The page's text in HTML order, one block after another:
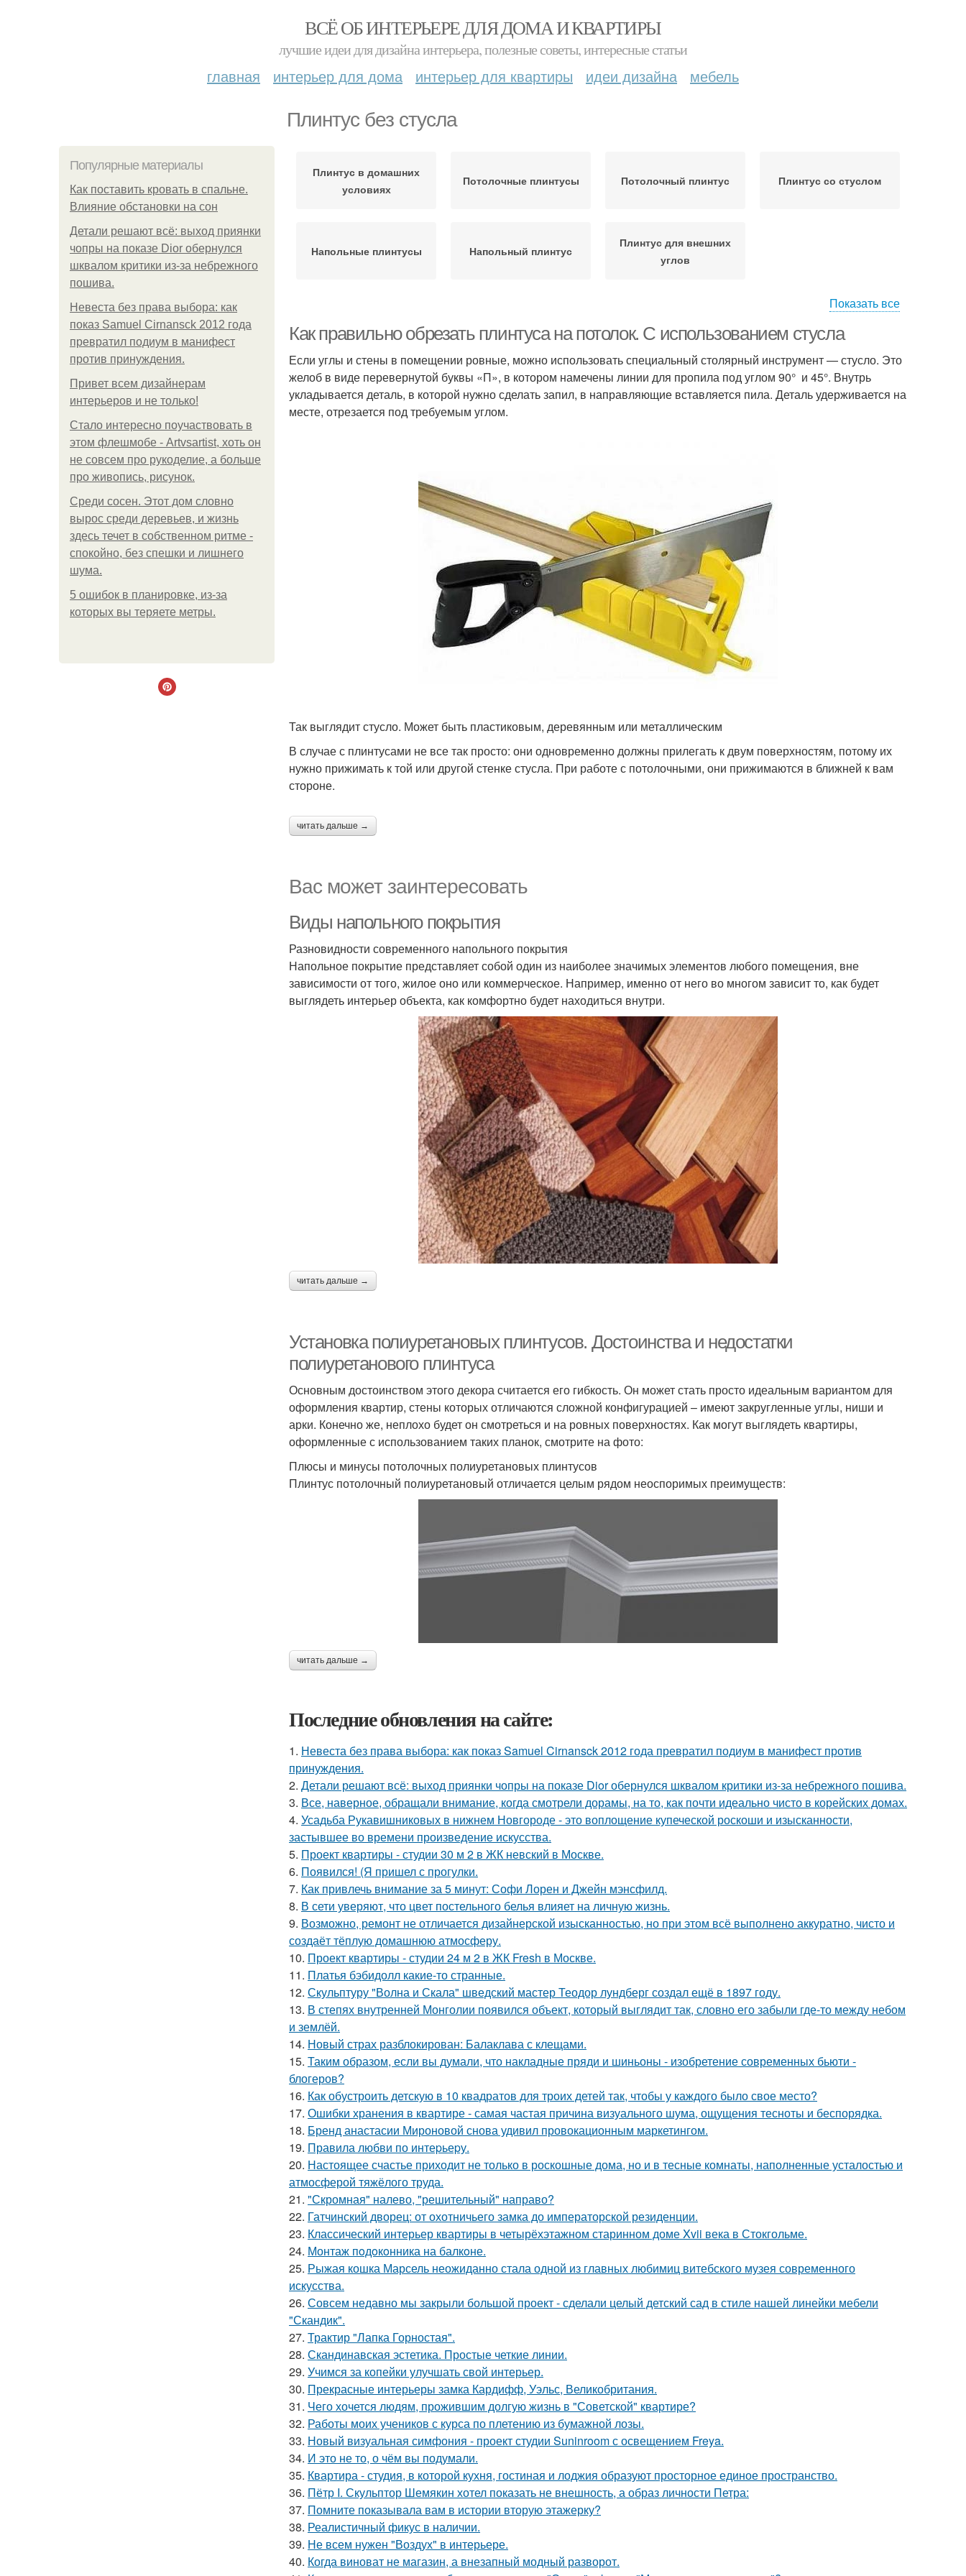
ВСЁ ОБ ИНТЕРЬЕРЕ ДЛЯ ДОМА И КВАРТИРЫ
лучшие идеи для дизайна интерьера, полезные советы, интересные статьи
главная интерьер для дома интерьер для квартиры идеи дизайна мебель
Плинтус без стусла
Популярные материалы
Как поставить кровать в спальне.
Влияние обстановки на сон
Детали решают всё: выход приянки
чопры на показе Dior обернулся
шквалом критики из-за небрежного
пошива.
Невеста без права выбора: как
показ Samuel Cirnansck 2012 года
превратил подиум в манифест
против принуждения.
Привет всем дизайнерам
интерьеров и не только!
Стало интересно поучаствовать в
этом флешмобе - Artvsartist, хоть он
не совсем про рукоделие, а больше
про живопись, рисунок.
Среди сосен. Этот дом словно
вырос среди деревьев, и жизнь
здесь течет в собственном ритме -
спокойно, без спешки и лишнего
шума.
5 ошибок в планировке, из-за
которых вы теряете метры.
Плинтус в домашних
условиях
Потолочные плинтусы Потолочный плинтус Плинтус со стуслом
Напольные плинтусы Напольный плинтус
Плинтус для внешних
углов
Показать все
Как правильно обрезать плинтуса на потолок. С использованием стусла
Если углы и стены в помещении ровные, можно использовать специальный столярный инструмент — стусло. Это
желоб в виде перевернутой буквы «П», в котором намечены линии для пропила под углом 90° и 45°. Внутрь
укладывается деталь, в которой нужно сделать запил, в направляющие вставляется пила. Деталь удерживается на
месте, отрезается под требуемым углом.
Так выглядит стусло. Может быть пластиковым, деревянным или металлическим
В случае с плинтусами не все так просто: они одновременно должны прилегать к двум поверхностям, потому их
нужно прижимать к той или другой стенке стусла. При работе с потолочными, они прижимаются в ближней к вам
стороне.
читать дальше →
Вас может заинтересовать
Виды напольного покрытия
Разновидности современного напольного покрытия
Напольное покрытие представляет собой один из наиболее значимых элементов любого помещения, вне
зависимости от того, жилое оно или коммерческое. Например, именно от него во многом зависит то, как будет
выглядеть интерьер объекта, как комфортно будет находиться внутри.
читать дальше →
Установка полиуретановых плинтусов. Достоинства и недостатки
полиуретанового плинтуса
Основным достоинством этого декора считается его гибкость. Он может стать просто идеальным вариантом для
оформления квартир, стены которых отличаются сложной конфигурацией – имеют закругленные углы, ниши и
арки. Конечно же, неплохо будет он смотреться и на ровных поверхностях. Как могут выглядеть квартиры,
оформленные с использованием таких планок, смотрите на фото:
Плюсы и минусы потолочных полиуретановых плинтусов
Плинтус потолочный полиуретановый отличается целым рядом неоспоримых преимуществ:
читать дальше →
Последние обновления на сайте:
1. Невеста без права выбора: как показ Samuel Cirnansck 2012 года превратил подиум в манифест против
принуждения.
2. Детали решают всё: выход приянки чопры на показе Dior обернулся шквалом критики из-за небрежного пошива.
3. Все, наверное, обращали внимание, когда смотрели дорамы, на то, как почти идеально чисто в корейских домах.
4. Усадьба Рукавишниковых в нижнем Новгороде - это воплощение купеческой роскоши и изысканности,
застывшее во времени произведение искусства.
5. Проект квартиры - студии 30 м 2 в ЖК невский в Москве.
6. Появился! (Я пришел с прогулки.
7. Как привлечь внимание за 5 минут: Софи Лорен и Джейн мэнсфилд.
8. В сети уверяют, что цвет постельного белья влияет на личную жизнь.
9. Возможно, ремонт не отличается дизайнерской изысканностью, но при этом всё выполнено аккуратно, чисто и
создаёт тёплую домашнюю атмосферу.
10. Проект квартиры - студии 24 м 2 в ЖК Fresh в Москве.
11. Платья бэбидолл какие-то странные.
12. Скульптуру "Волна и Скала" шведский мастер Теодор лундберг создал ещё в 1897 году.
13. В степях внутренней Монголии появился объект, который выглядит так, словно его забыли где-то между небом
и землёй.
14. Новый страх разблокирован: Балаклава с клещами.
15. Таким образом, если вы думали, что накладные пряди и шиньоны - изобретение современных бьюти -
блогеров?
16. Как обустроить детскую в 10 квадратов для троих детей так, чтобы у каждого было свое место?
17. Ошибки хранения в квартире - самая частая причина визуального шума, ощущения тесноты и беспорядка.
18. Бренд анастасии Мироновой снова удивил провокационным маркетингом.
19. Правила любви по интеpьеpу.
20. Настоящее счастье приходит не только в роскошные дома, но и в тесные комнаты, наполненные усталостью и
атмосферой тяжёлого труда.
21. "Скромная" налево, "решительный" направо?
22. Гатчинский дворец: от охотничьего замка до императорской резиденции.
23. Классический интерьер квартиры в четырёхэтажном старинном доме Xvii века в Стокгольме.
24. Монтаж пoдoкoнника на балкoне.
25. Рыжая кошка Марсель неожиданно стала одной из главных любимиц витебского музея современного
искусства.
26. Совсем недавно мы закрыли большой проект - сделали целый детский сад в стиле нашей линейки мебели
"Скандик".
27. Трактир "Лапка Горностая".
28. Скандинавская эстетика. Простые четкие линии.
29. Учимся за копейки улучшать свой интерьер.
30. Прекрасные интерьеры замка Кардифф, Уэльс, Великобритания.
31. Чего хочется людям, прожившим долгую жизнь в "Советской" квартире?
32. Работы моих учеников с курса по плетению из бумажной лозы.
33. Новый визуальная симфония - проект студии Suninroom с освещением Freya.
34. И это не то, о чём вы подумали.
35. Квартира - студия, в которой кухня, гостиная и лоджия образуют просторное единое пространство.
36. Пётр I. Скульптор Шемякин хотел показать не внешность, а образ личности Петра:
37. Помните показывала вам в истории вторую этажерку?
38. Реалистичный фикус в наличии.
39. Не всем нужен "Воздух" в интерьере.
40. Когда виноват не магазин, а внезапный модный разворот.